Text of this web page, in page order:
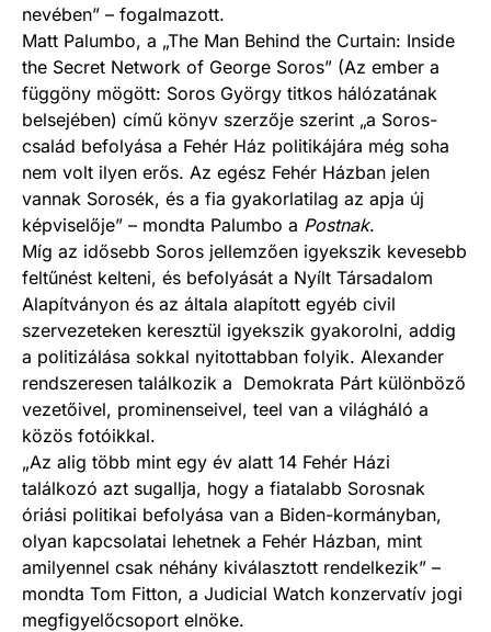
nevében” – fogalmazott.
Matt Palumbo, a „The Man Behind the Curtain: Inside
the Secret Network of George Soros” (Az ember a
függöny mögött: Soros György titkos hálózatának
belsejében) című könyv szerzője szerint „a Soros-
család befolyása a Fehér Ház politikájára még soha
nem volt ilyen erős. Az egész Fehér Házban jelen
vannak Sorosék, és a fia gyakorlatilag az apja új
képviselője” – mondta Palumbo a Postnak.
Míg az idősebb Soros jellemzően igyekszik kevesebb
feltűnést kelteni, és befolyását a Nyílt Társadalom
Alapítványon és az általa alapított egyéb civil
szervezeteken keresztül igyekszik gyakorolni, addig
a politizálása sokkal nyitottabban folyik. Alexander
rendszeresen találkozik a Demokrata Párt különböző
vezetőivel, prominenseivel, teel van a világháló a
közös fotóikkal.
„Az alig több mint egy év alatt 14 Fehér Házi
találkozó azt sugallja, hogy a fiatalabb Sorosnak
óriási politikai befolyása van a Biden-kormányban,
olyan kapcsolatai lehetnek a Fehér Házban, mint
amilyennel csak néhány kiválasztott rendelkezik” –
mondta Tom Fitton, a Judicial Watch konzervatív jogi
megfigyelőcsoport elnöke.